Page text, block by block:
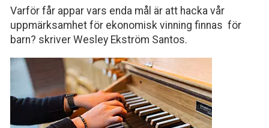
Varför får appar vars enda mål är att hacka vår
uppmärksamhet för ekonomisk vinning finnas för
barn? skriver Wesley Ekström Santos.